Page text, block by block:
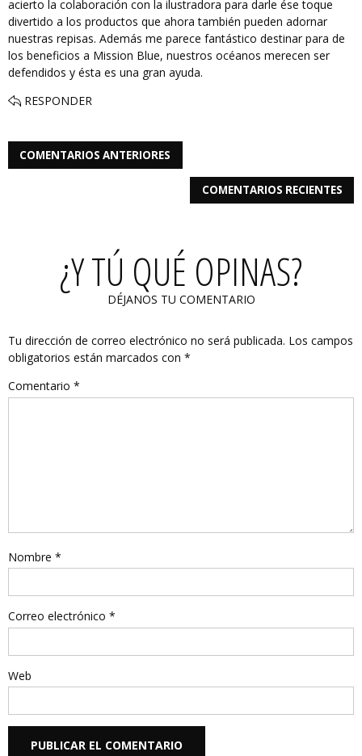
acierto la colaboración con la ilustradora para darle ése toque
divertido a los productos que ahora también pueden adornar
nuestras repisas. Además me parece fantástico destinar para de
los beneficios a Mission Blue, nuestros océanos merecen ser
defendidos y ésta es una gran ayuda.
RESPONDER
COMENTARIOS ANTERIORES
COMENTARIOS RECIENTES
¿Y TÚ QUÉ OPINAS?
DÉJANOS TU COMENTARIO
Tu dirección de correo electrónico no será publicada. Los campos
obligatorios están marcados con *
Comentario *
Nombre *
Correo electrónico *
Web